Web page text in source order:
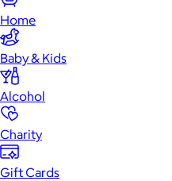
Home
Baby & Kids
Alcohol
Charity
Gift Cards